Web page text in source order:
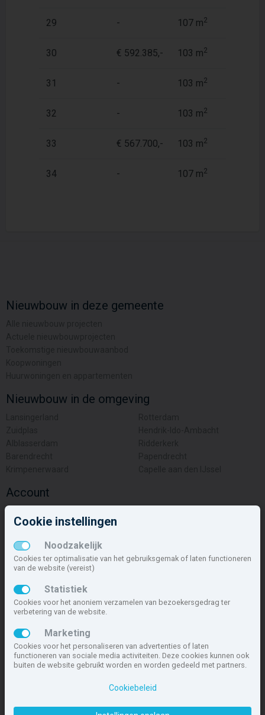
29 - 107 m2
30 € 592.385,- 103 m2
31 - 103 m2
32 - 103 m2
33 € 567.700,- 103 m2
34 - 107 m2
Nieuwbouw in deze gemeente
Nieuwbouw in de omgeving
Account
Inschrijven
Overige
Contact
Zakelijk
Deze site maakt deel uit van
meer dan 85.466 nieuwbouwwoningen in 1.621 projecten de meest
complete nieuwbouwsite van Nederland.
Privacyverklaring & Cookiebeleid|Cookies instellen
Cookie instellingen
Noodzakelijk
Cookies ter optimalisatie van het gebruiksgemak of laten functioneren
van de website (vereist)
Statistiek
Cookies voor het anoniem verzamelen van bezoekersgedrag ter
verbetering van de website.
Marketing
Cookies voor het personaliseren van advertenties of laten
functioneren van sociale media activiteiten. Deze cookies kunnen ook
buiten de website gebruikt worden en worden gedeeld met partners.
Cookiebeleid